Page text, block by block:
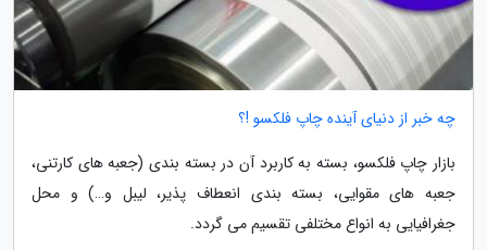
چه خبر از دنیای آینده چاپ فلکسو !؟
بازار چاپ فلکسو، بسته به کاربرد آن در بسته بندی (جعبه های کارتنی،
جعبه های مقوایی، بسته بندی انعطاف پذیر، لیبل و…) و محل
جغرافیایی به انواع مختلفی تقسیم می گردد.